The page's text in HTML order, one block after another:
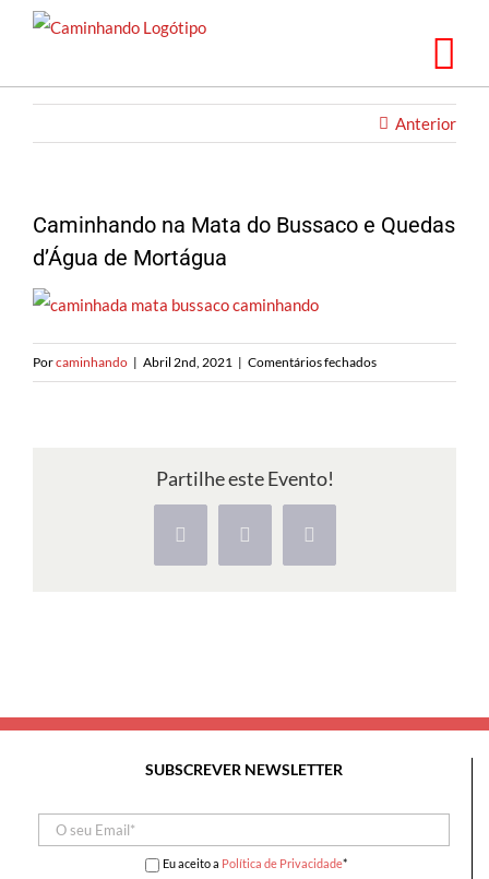
Saltar
Anterior
Caminhando na Mata do Bussaco e Quedas
d’Água de Mortágua
Porcaminhando | Abril 2nd, 2021 | Comentários fechadosem
Caminhando
Partilhe este Evento!
Facebook
X Pinterest
SUBSCREVER NEWSLETTER
Eu aceito a Política de Privacidade*